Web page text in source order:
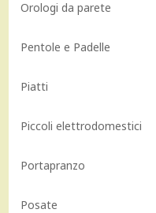
Orologi da parete
Pentole e Padelle
Piatti
Piccoli elettrodomestici
Portapranzo
Posate